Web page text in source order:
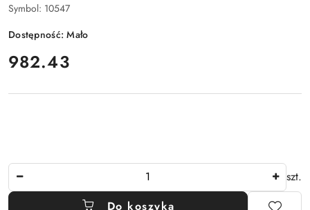
Symbol: 10547
Dostępność:Mało
cena:
982.43
szt.
Do koszyka